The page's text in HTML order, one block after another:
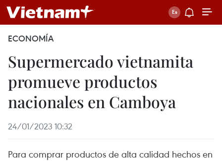
ECONOMÍA
Supermercado vietnamita
promueve productos
nacionales en Camboya
24/01/2023 10:32
Para comprar productos de alta calidad hechos en